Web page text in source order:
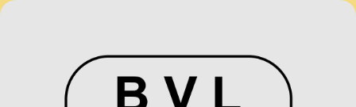
Behindertenverband
Leipzig